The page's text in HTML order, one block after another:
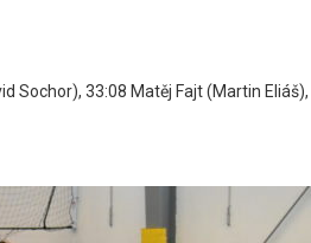
Sochor), 33:08 Matěj Fajt(Martin Eliáš),